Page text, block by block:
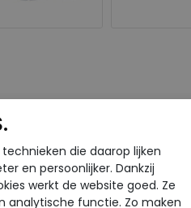
die daarop lijken
en persoonlijker. Dankzij
werkt de website goed. Ze
analytische functie. Zo maken